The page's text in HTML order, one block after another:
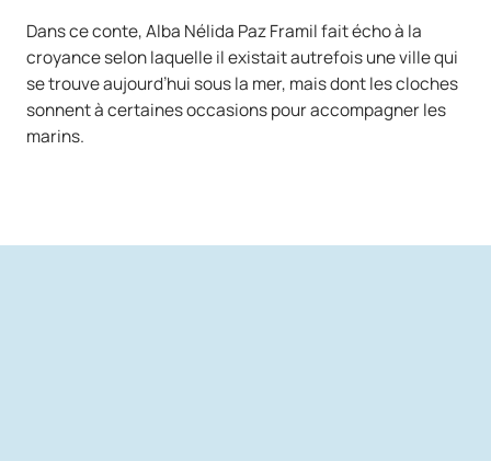
Dans ce conte, Alba Nélida Paz Framil fait écho à la
croyance selon laquelle il existait autrefois une ville qui
se trouve aujourd’hui sous la mer, mais dont les cloches
sonnent à certaines occasions pour accompagner les
marins.